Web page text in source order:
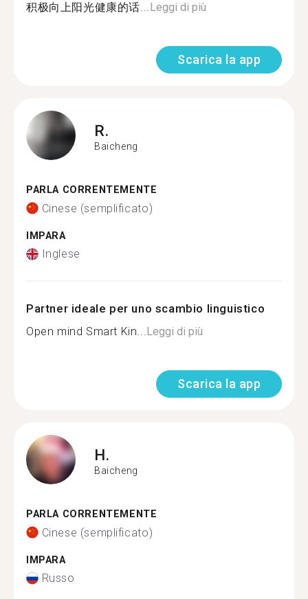
积极向上阳光健康的话...Leggi di più
Scarica la app
R.
Baicheng
PARLA CORRENTEMENTE
Cinese (semplificato)
IMPARA
Inglese
Partner ideale per uno scambio linguistico
Open mind Smart Kin...Leggi di più
Scarica la app
H.
Baicheng
PARLA CORRENTEMENTE
Cinese (semplificato)
IMPARA
Russo